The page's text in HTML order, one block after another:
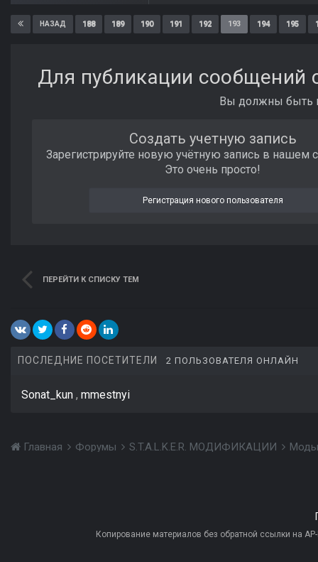
НАЗАД 188 189 190 191 192 193 194 195
Для публикации сообщений
Вы должны быть
Создать учетную запись
Зарегистрируйте новую учётную запись в нашем
Это очень просто!
Регистрация нового пользователя
ПЕРЕЙТИ К СПИСКУ ТЕМ
ПОСЛЕДНИЕ ПОСЕТИТЕЛИ 2 ПОЛЬЗОВАТЕЛЯ ОНЛАЙН
Sonat_kun mmestnyi
Главная Форумы S.T.A.L.K.E.R. МОДИФИКАЦИИ
Копирование материалов без обратной ссылки на